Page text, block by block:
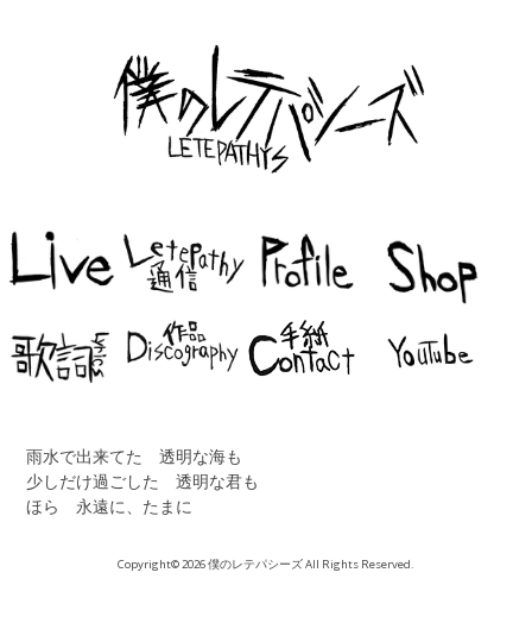
雨水で出来てた 透明な海も
少しだけ過ごした 透明な君も
ほら 永遠に、たまに
Copyright© 2026 僕のレテパシーズ All Rights Reserved.